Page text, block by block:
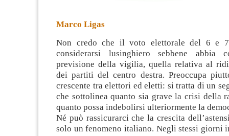
Marco Ligas
Non credo che il voto elettorale del 6 e 7
considerarsi lusinghiero sebbene abbia
previsione della vigilia, quella relativa al
dei partiti del centro destra. Preoccupa
crescente tra elettori ed eletti: si tratta di un
che sottolinea quanto sia grave la crisi della
quanto possa indebolirsi ulteriormente la
Né può rassicurarci che la crescita
solo un fenomeno italiano. Negli stessi giorni